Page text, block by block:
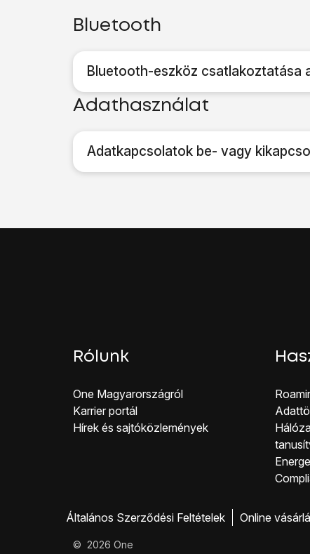
Bluetooth
Bluetooth-eszköz csatlakoztatása
Adathasználat
Adatkapcsolatok be- vagy
Rólunk
One Magyar országról
Karrier portál
Hírek és sajtóközlemények
Co
Általános Szerződési Feltételek Online
© 2026 One